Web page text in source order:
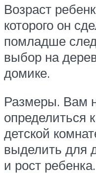
Возраст
которого он
помладше
выбор на
домике.
Размеры. Вам
определиться
детской
выделить для
и рост